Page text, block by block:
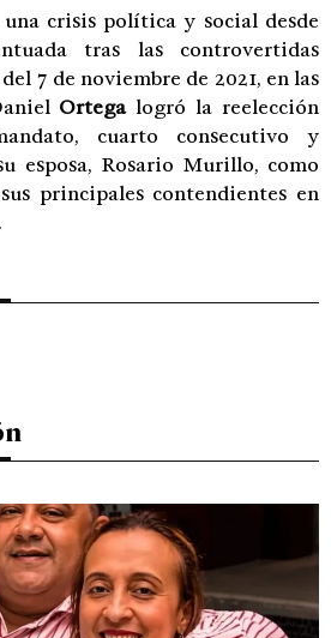
crisis política y social desde
tras las controvertidas
7 de noviembre de 2021, en las
Ortegalogró la reelección
cuarto consecutivo y
esposa, Rosario Murillo, como
principales contendientes en